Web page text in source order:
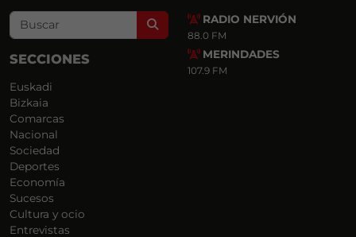
Search
SECCIONES
Euskadi
Bizkaia
Comarcas
Nacional
Sociedad
Deportes
Economía
Sucesos
Cultura y ocio
Entrevistas
RADIO NERVIÓN
88.0 FM
MERINDADES
107.9 FM